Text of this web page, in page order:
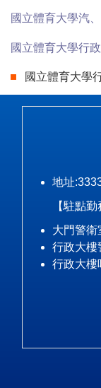
國立體育大學汽
國立體育大學行
國立體育大學
地址
【駐點勤務
大門警衛
行政大樓
行政大樓